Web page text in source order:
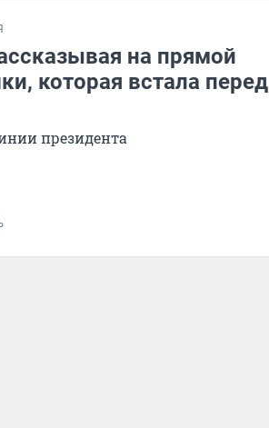
на прямой
которая встала перед
президента